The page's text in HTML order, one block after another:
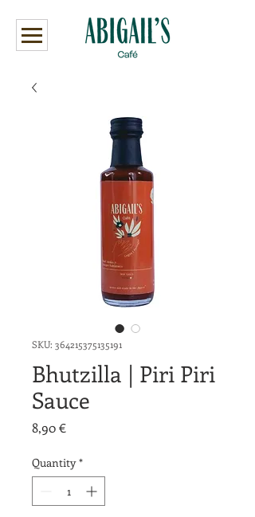
SKU: 364215375135191
Bhutzilla | Piri Piri
Sauce
8,90 €Price
Quantity *